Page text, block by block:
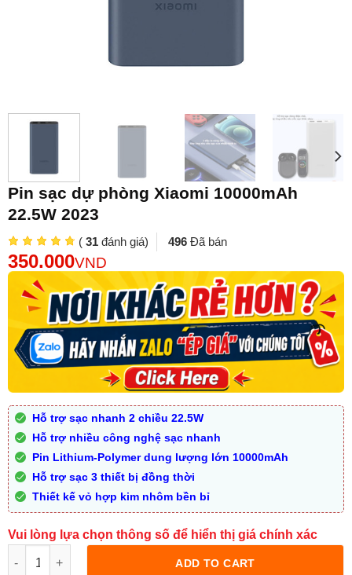
Pin sạc dự phòng Xiaomi 10000mAh
22.5W 2023
( 31đánh giá) 496Đã bán
350.000VND
Hỗ trợ sạc nhanh 2 chiều 22.5W
Hỗ trợ nhiều công nghệ sạc nhanh
Pin Lithium-Polymer dung lượng lớn 10000mAh
Hỗ trợ sạc 3 thiết bị đồng thời
Thiết kế vỏ hợp kim nhôm bền bỉ
Vui lòng lựa chọn thông số để hiển thị giá chính xác
ADD TO CART